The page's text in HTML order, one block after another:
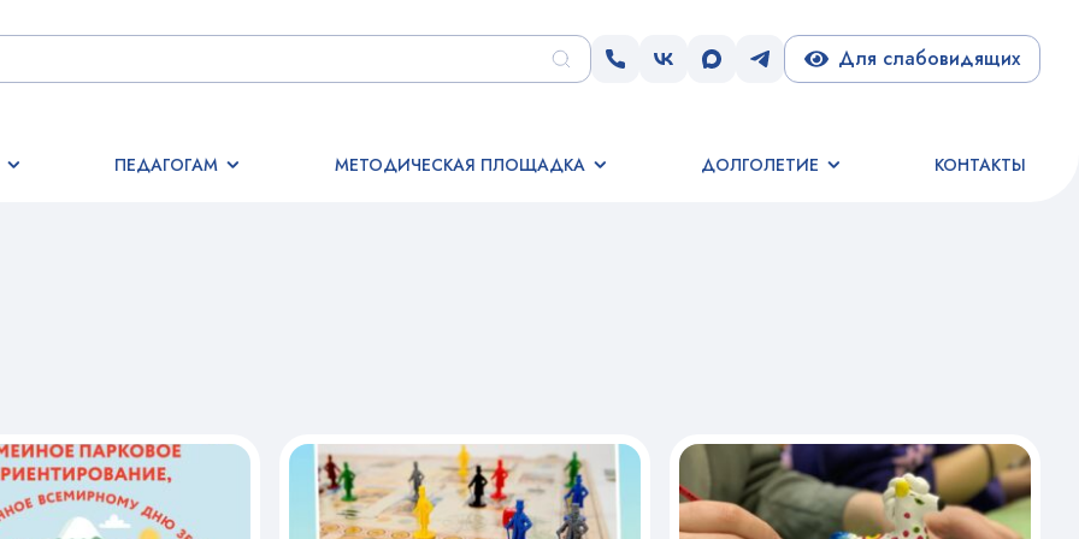
Для слабовидящих
ПЕДАГОГАМ МЕТОДИЧЕСКАЯ ПЛОЩАДКА ДОЛГОЛЕТИЕ КОНТАКТЫ